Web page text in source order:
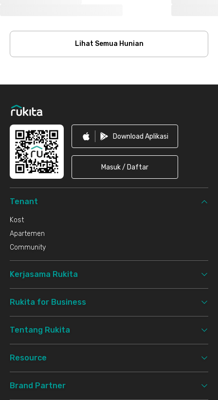
Lihat Semua Hunian
Download Aplikasi
Masuk / Daftar
Tenant
Kost
Apartemen
Community
Kerjasama Rukita
Rukita for Business
Tentang Rukita
Resource
Brand Partner